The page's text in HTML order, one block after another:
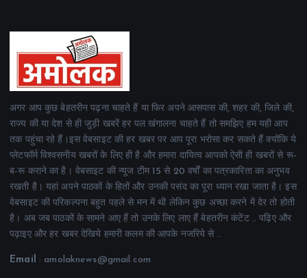
अगर आप कुछ बेहतरीन पढ़ना चाहते हैं या फिर अपने आसपास की, शहर की, जिले की,
राज्य की या देश से ही जुड़ी खबरें हर पल खंगालना चाहते हैं तो समझिए हम यही आप
तक पहुंचा रहे हैं।इस वेबसाइट की हर खबर पर आप पूरा भरोसा कर सकते हैं क्योंकि ये
प्लेटफॉर्म विश्वसनीय खबरों के लिए ही है और हमारा दायित्व आपको ऐसी ही खबरों से रू-
ब-रू कराने का है। वेबसाइट की न्यूज टीम 15 से 20 वर्षों का पत्रकारिता का अनुभव
रखती है। यहां अपने पाठकों के हितों और उनकी पसंद का पूरा ध्यान रखा जाता है। इस
वेबसाइट की परिकल्पना बहुत पहले से मन में थी लेकिन कुछ अच्छा करने में देर तो होती
है। अब जब पाठकों के सामने आए हैं तो उनके लिए लाए हैं बेहतरीन कंटेंट .. पढ़िए और
पढ़ाइए और हर खबर देखिये हमारी कलम की आपके नजरिये से ..
Email : amolaknews@gmail.com